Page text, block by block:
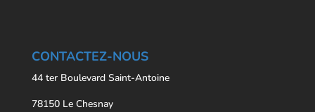
CONTACTEZ-NOUS
44 ter Boulevard Saint-Antoine
78150 Le Chesnay